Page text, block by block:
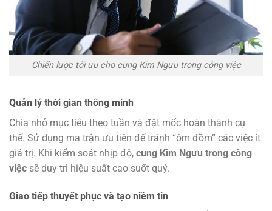
Chiến lược tối ưu cho cung Kim Ngưu trong công việc
Quản lý thời gian thông minh
Chia nhỏ mục tiêu theo tuần và đặt mốc hoàn thành cụ
thể. Sử dụng ma trận ưu tiên để tránh “ôm đồm” các việc ít
giá trị. Khi kiểm soát nhịp độ, cung Kim Ngưu trong công
việc sẽ duy trì hiệu suất cao suốt quý.
Giao tiếp thuyết phục và tạo niềm tin